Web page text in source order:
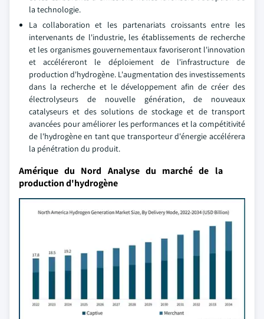
la technologie.
La collaboration et les partenariats croissants entre les
intervenants de l'industrie, les établissements de recherche
et les organismes gouvernementaux favoriseront l'innovation
et accéléreront le déploiement de l'infrastructure de
production d'hydrogène. L'augmentation des investissements
dans la recherche et le développement afin de créer des
électrolyseurs de nouvelle génération, de nouveaux
catalyseurs et des solutions de stockage et de transport
avancées pour améliorer les performances et la compétitivité
de l'hydrogène en tant que transporteur d'énergie accélérera
la pénétration du produit.
Amérique du Nord Analyse du marché de la
production d'hydrogène